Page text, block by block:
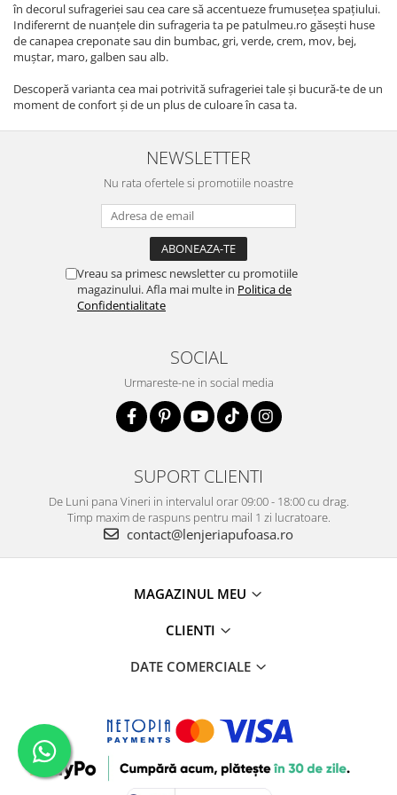
în decorul sufrageriei sau cea care să accentueze frumusețea spațiului.
Indiferernt de nuanțele din sufrageria ta pe patulmeu.ro găsești huse
de canapea creponate sau din bumbac, gri, verde, crem, mov, bej,
muștar, maro, galben sau alb.
Descoperă varianta cea mai potrivită sufrageriei tale și bucură-te de un
moment de confort și de un plus de culoare în casa ta.
NEWSLETTER
Nu rata ofertele si promotiile noastre
Vreau sa primesc newsletter cu promotiile
magazinului. Afla mai multe in Politica de
Confidentialitate
SOCIAL
Urmareste-ne in social media
SUPORT CLIENTI
De Luni pana Vineri in intervalul orar 09:00 - 18:00 cu drag.
Timp maxim de raspuns pentru mail 1 zi lucratoare.
contact@lenjeriapufoasa.ro
MAGAZINUL MEU
CLIENTI
DATE COMERCIALE